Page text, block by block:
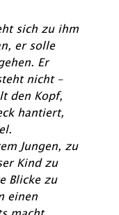
sich zu ihm
er solle
Er
nicht –
den Kopf,
hantiert,
Jungen, zu
Kind zu
Blicke zu
einen